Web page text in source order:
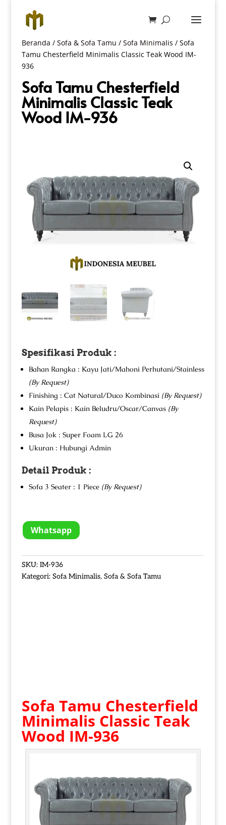
Beranda / Sofa & Sofa Tamu / Sofa Minimalis / Sofa
Tamu Chesterfield Minimalis Classic Teak Wood IM-
936
Sofa Tamu Chesterfield
Minimalis Classic Teak
Wood IM-936
Spesifikasi Produk :
Bahan Rangka : Kayu Jati/Mahoni Perhutani/Stainless
(By Request)
Finishing : Cat Natural/Duco Kombinasi (By Request)
Kain Pelapis : Kain Beludru/Oscar/Canvas (By
Request)
Busa Jok : Super Foam LG 26
Ukuran : Hubungi Admin
Detail Produk :
Sofa 3 Seater : 1 Piece (By Request)
Whatsapp
SKU: IM-936
Kategori: Sofa Minimalis, Sofa & Sofa Tamu
Sofa Tamu Chesterfield
Minimalis Classic Teak
Wood IM-936